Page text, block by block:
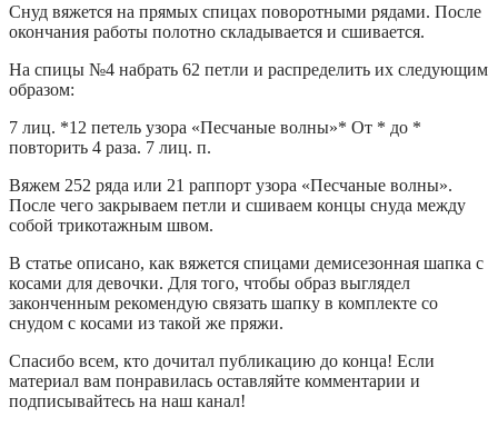
Снуд вяжется на прямых спицах поворотными рядами. После
окончания работы полотно складывается и сшивается.
На спицы №4 набрать 62 петли и распределить их следующим
образом:
7 лиц. *12 петель узора «Песчаные волны»* От * до *
повторить 4 раза. 7 лиц. п.
Вяжем 252 ряда или 21 раппорт узора «Песчаные волны».
После чего закрываем петли и сшиваем концы снуда между
собой трикотажным швом.
В статье описано, как вяжется спицами демисезонная шапка с
косами для девочки. Для того, чтобы образ выглядел
законченным рекомендую связать шапку в комплекте со
снудом с косами из такой же пряжи.
Спасибо всем, кто дочитал публикацию до конца! Если
материал вам понравилась оставляйте комментарии и
подписывайтесь на наш канал!